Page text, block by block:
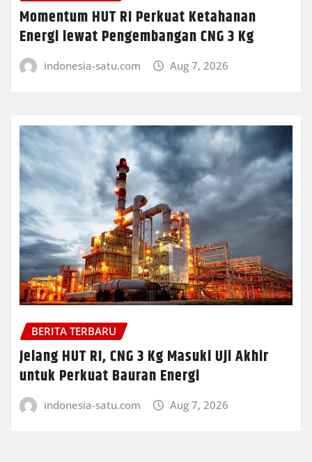
Momentum HUT RI Perkuat Ketahanan
Energi lewat Pengembangan CNG 3 Kg
indonesia-satu.com Aug 7, 2026
BERITA TERBARU
Jelang HUT RI, CNG 3 Kg Masuki Uji Akhir
untuk Perkuat Bauran Energi
indonesia-satu.com Aug 7, 2026